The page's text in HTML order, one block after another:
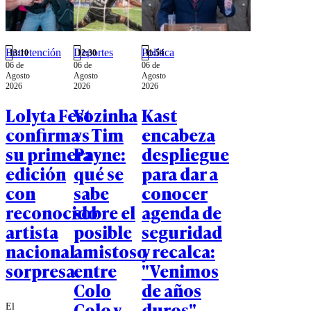
Entretención
13:10
06 de
Agosto
2026
Lolyta Fest
confirma
su primera
edición
con
reconocido
artista
nacional
sorpresa
El
Deportes
12:30
06 de
Agosto
2026
Vozinha
vs Tim
Payne:
qué se
sabe
sobre el
posible
amistoso
entre
Colo
Política
11:54
06 de
Agosto
2026
Kast
encabeza
despliegue
para dar a
conocer
agenda de
seguridad
y recalca:
"Venimos
de años